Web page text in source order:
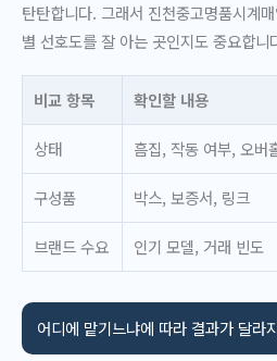
탄탄합니다. 그래서 진천중고명품시계
별 선호도를 잘 아는 곳인지도 중요합니
비교 항목 확인할 내용
상태 흠집, 작동 여부, 오버
구성품 박스, 보증서, 링크
브랜드 수요 인기 모델, 거래 빈도
어디에 맡기느냐에 따라 결과가 달라